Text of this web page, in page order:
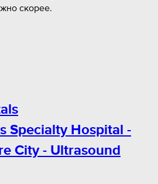
скорее.
Specialty Hospital -
City - Ultrasound